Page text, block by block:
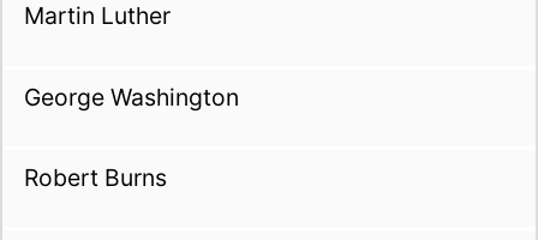
Martin Luther
George Washington
Robert Burns